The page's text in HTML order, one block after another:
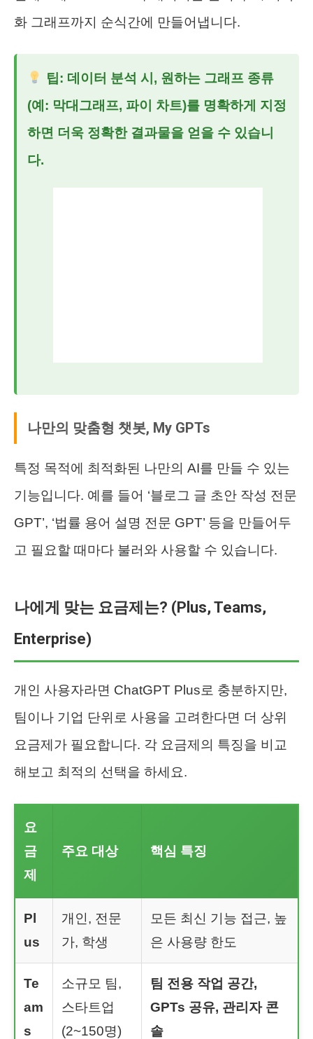
화 그래프까지 순식간에 만들어냅니다.
팁: 데이터 분석 시, 원하는 그래프 종류
(예: 막대그래프, 파이 차트)를 명확하게 지정
하면 더욱 정확한 결과물을 얻을 수 있습니
다.
나만의 맞춤형 챗봇, My GPTs
특정 목적에 최적화된 나만의 AI를 만들 수 있는
기능입니다. 예를 들어 ‘블로그 글 초안 작성 전문
GPT’, ‘법률 용어 설명 전문 GPT’ 등을 만들어두
고 필요할 때마다 불러와 사용할 수 있습니다.
나에게 맞는 요금제는? (Plus, Teams,
Enterprise)
개인 사용자라면 ChatGPT Plus로 충분하지만,
팀이나 기업 단위로 사용을 고려한다면 더 상위
요금제가 필요합니다. 각 요금제의 특징을 비교
해보고 최적의 선택을 하세요.
요
금
제
주요 대상 핵심 특징
Pl
us
개인, 전문
가, 학생
모든 최신 기능 접근, 높
은 사용량 한도
Te
am
s
소규모 팀,
스타트업
(2~150명)
팀 전용 작업 공간,
GPTs 공유, 관리자 콘
솔